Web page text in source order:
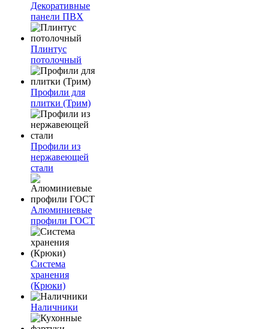
Декоративные
панели ПВХ
Плинтус
потолочный
Профили для
плитки (Трим)
Профили из
нержавеющей
стали
Алюминиевые
профили ГОСТ
Система
хранения
(Крюки)
Наличники